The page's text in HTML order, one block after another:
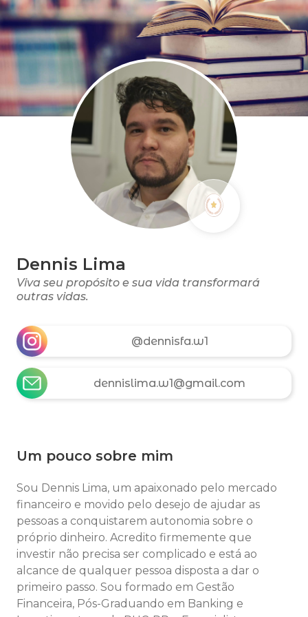
Dennis Lima
Viva seu propósito e sua vida transformará
outras vidas.
@dennisfa.w1
dennislima.w1@gmail.com
Um pouco sobre mim
Sou Dennis Lima, um apaixonado pelo mercado
financeiro e movido pelo desejo de ajudar as
pessoas a conquistarem autonomia sobre o
próprio dinheiro. Acredito firmemente que
investir não precisa ser complicado e está ao
alcance de qualquer pessoa disposta a dar o
primeiro passo. Sou formado em Gestão
Financeira, Pós-Graduando em Banking e